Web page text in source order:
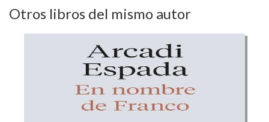
Otros libros del mismo autor